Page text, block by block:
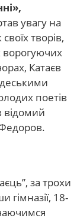
увагу на
творів,
ворогуючих
Катаєв
поетів
відомий
за трохи
гімназії, 18-